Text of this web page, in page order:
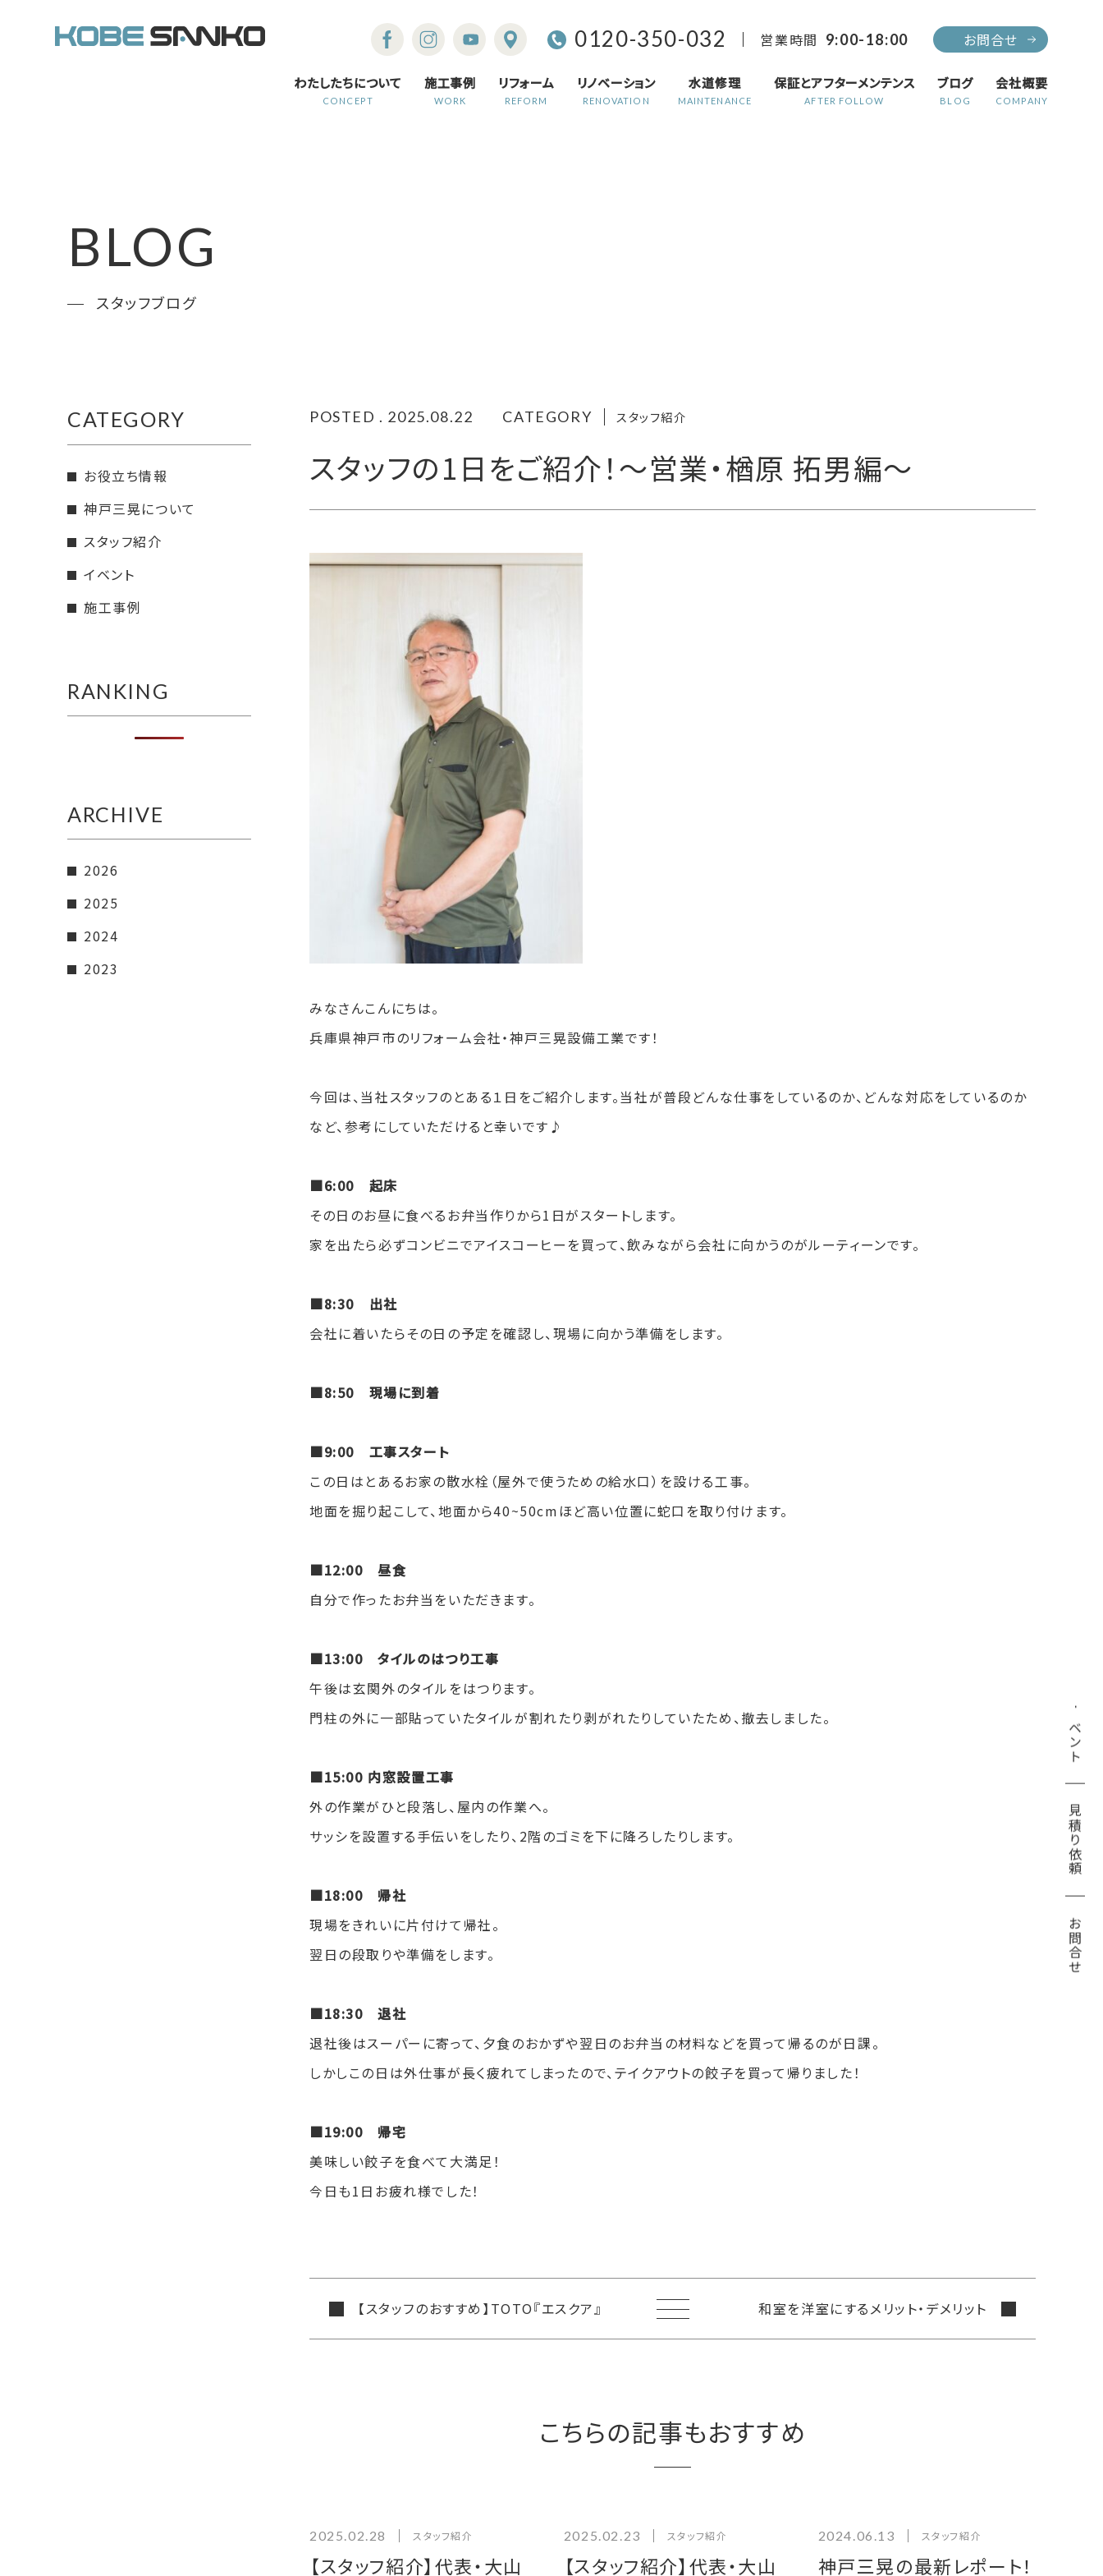
0120-350-032 営業時間 9:00-18:00 お問合せ
わたしたちについて
CONCEPT
施工事例
WORK
リフォーム
REFORM
リノベーション
RENOVATION
水道修理
MAINTENANCE
保証とアフターメンテンス
AFTER FOLLOW
ブログ
BLOG
会社概要
COMPANY
イベント
見積り依頼
お問合せ
BLOG
スタッフブログ
POSTED . 2025.08.22 CATEGORY スタッフ紹介
スタッフの1日をご紹介！〜営業・楢原 拓男編〜
みなさんこんにちは。
兵庫県神戸市のリフォーム会社・神戸三晃設備工業です！
今回は、当社スタッフのとある１日をご紹介します。当社が普段どんな仕事をしているのか、どんな対応をしているのか
など、参考にしていただけると幸いです♪
■6:00 起床
その日のお昼に食べるお弁当作りから1 日がスタートします。
家を出たら必ずコンビニでアイスコーヒーを買って、飲みながら会社に向かうのがルーティーンです。
■8:30 出社
会社に着いたらその日の予定を確認し、現場に向かう準備をします。
■8:50 現場に到着
■9:00 工事スタート
この日はとあるお家の散水栓（屋外で使うための給水口）を設ける工事。
地面を掘り起こして、地面から40~50cmほど高い位置に蛇口を取り付けます。
■12:00 昼食
自分で作ったお弁当をいただきます。
■13:00 タイルのはつり工事
午後は玄関外のタイルをはつります。
門柱の外に一部貼っていたタイルが割れたり剥がれたりしていたため、撤去しました。
■15:00 内窓設置工事
外の作業がひと段落し、屋内の作業へ。
サッシを設置する手伝いをしたり、 2階のゴミを下に降ろしたりします。
■18:00 帰社
現場をきれいに片付けて帰社。
翌日の段取りや準備をします。
■18:30 退社
退社後はスーパーに寄って、夕食のおかずや翌日のお弁当の材料などを買って帰るのが日課。
しかしこの日は外仕事が長く疲れてしまったので、テイクアウトの餃子を買って帰りました！
■19:00 帰宅
美味しい餃子を食べて大満足！
今日も1 日お疲れ様でした！
【スタッフのおすすめ】TOTO『エスクア』 和室を洋室にするメリット・デメリット
こちらの記事もおすすめ
2025.02.28 スタッフ紹介
【スタッフ紹介】代表・大山
2025.02.23 スタッフ紹介
【スタッフ紹介】代表・大山
2024.06.13 スタッフ紹介
神戸三晃の最新レポート！
CATEGORY
お役立ち情報
神戸三晃について
スタッフ紹介
イベント
施工事例
RANKING
ARCHIVE
2026
2025
2024
2023